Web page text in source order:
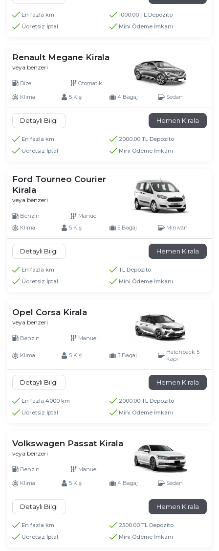
En fazla km
1000.00 TL Depozito
Ücretsiz İptal
Mini Ödeme İmkanı
Renault Megane Kirala
veya benzeri
Dizel Otomatik
Klima 5 Kişi 4 Bagaj Sedan
Detaylı Bilgi Hemen Kirala
En fazla km
2000.00 TL Depozito
Ücretsiz İptal
Mini Ödeme İmkanı
Ford Tourneo Courier
Kirala
veya benzeri
Benzin
Manuel
Klima
5 Kişi 5 Bagaj Minivan
Detaylı Bilgi Hemen Kirala
En fazla km
TL Depozito
Ücretsiz İptal
Mini Ödeme İmkanı
Opel Corsa Kirala
veya benzeri
Benzin Manuel
Klima 5 Kişi 3 Bagaj
Hatchback 5
Kapı
Detaylı Bilgi Hemen Kirala
En fazla 4000 km
2000.00 TL Depozito
Ücretsiz İptal
Mini Ödeme İmkanı
Volkswagen Passat Kirala
veya benzeri
Benzin Manuel
Klima 5 Kişi 4 Bagaj Sedan
Detaylı Bilgi Hemen Kirala
En fazla km
2500.00 TL Depozito
Ücretsiz İptal
Mini Ödeme İmkanı